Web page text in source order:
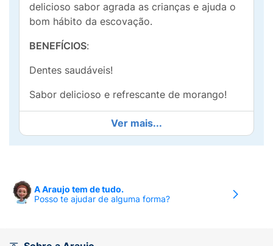
delicioso sabor agrada as crianças e ajuda o
bom hábito da escovação.
BENEFÍCIOS:
Dentes saudáveis!
Sabor delicioso e refrescante de morango!
Divirta-se com a embalagem! Tem jogo da
memória e desenho para pintar!
Escovação mais divertida com Colgate Tandy
Ver mais...
A Araujo tem de tudo.
Posso te ajudar de alguma forma?